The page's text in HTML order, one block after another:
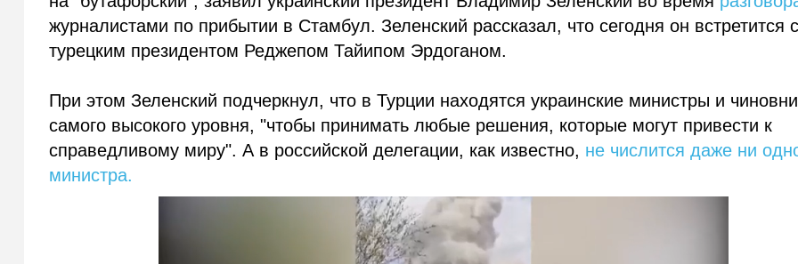
журналистами по прибытии в Стамбул. Зеленский рассказал, что сегодня он встретится с
турецким президентом Реджепом Тайипом Эрдоганом.
При этом Зеленский подчеркнул, что в Турции находятся украинские министры и
самого высокого уровня, "чтобы принимать любые решения, которые могут привести к
справедливому миру". А в российской делегации, как известно, не числится даже ни
министра.